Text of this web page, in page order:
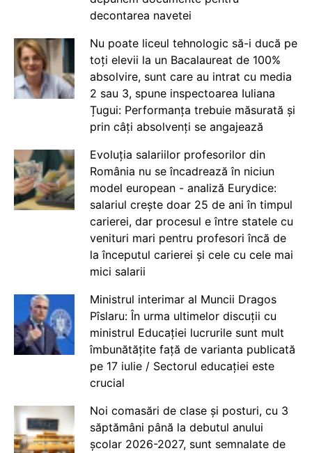
decontarea navetei
Nu poate liceul tehnologic să-i ducă pe
toți elevii la un Bacalaureat de 100%
absolvire, sunt care au intrat cu media
2 sau 3, spune inspectoarea Iuliana
Țugui: Performanța trebuie măsurată și
prin câți absolvenți se angajează
Evoluția salariilor profesorilor din
România nu se încadrează în niciun
model european - analiză Eurydice:
salariul crește doar 25 de ani în timpul
carierei, dar procesul e între statele cu
venituri mari pentru profesori încă de
la începutul carierei și cele cu cele mai
mici salarii
Ministrul interimar al Muncii Dragos
Pîslaru: În urma ultimelor discuții cu
ministrul Educației lucrurile sunt mult
îmbunătățite față de varianta publicată
pe 17 iulie / Sectorul educației este
crucial
Noi comasări de clase și posturi, cu 3
săptămâni până la debutul anului
școlar 2026-2027, sunt semnalate de